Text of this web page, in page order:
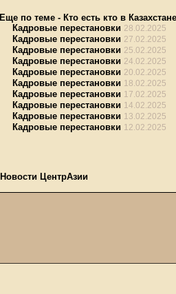
Еще по теме - Кто есть кто в Казахстане
Кадровые перестановки 28.02.2025
Кадровые перестановки 27.02.2025
Кадровые перестановки 25.02.2025
Кадровые перестановки 24.02.2025
Кадровые перестановки 20.02.2025
Кадровые перестановки 18.02.2025
Кадровые перестановки 17.02.2025
Кадровые перестановки 14.02.2025
Кадровые перестановки 13.02.2025
Кадровые перестановки 12.02.2025
Новости ЦентрАзии